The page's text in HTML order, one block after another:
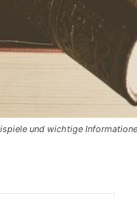
und wichtige